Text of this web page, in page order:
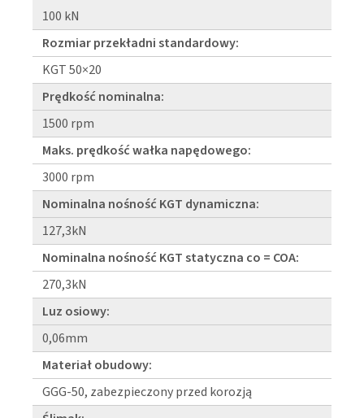
100 kN
Rozmiar przekładni standardowy:
KGT 50×20
Prędkość nominalna:
1500 rpm
Maks. prędkość wałka napędowego:
3000 rpm
Nominalna nośność KGT dynamiczna:
127,3kN
Nominalna nośność KGT statyczna co = COA:
270,3kN
Luz osiowy:
0,06mm
Materiał obudowy:
GGG-50, zabezpieczony przed korozją